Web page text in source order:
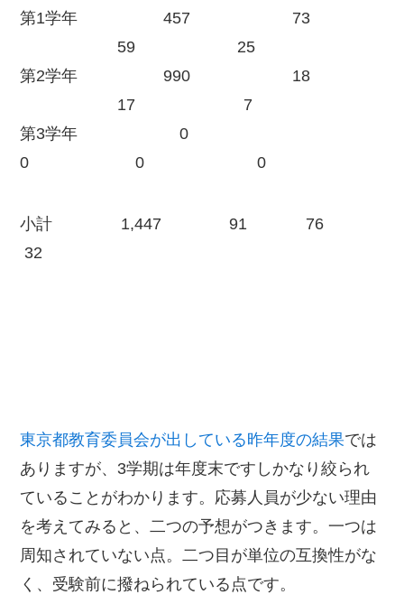
第1学年 457 73
59 25
第2学年 990 18
17 7
第3学年 0
0 0 0
小計 1,447 91 76
32
東京都教育委員会が出している昨年度の結果では
ありますが、3学期は年度末ですしかなり絞られ
ていることがわかります。応募人員が少ない理由
を考えてみると、二つの予想がつきます。一つは
周知されていない点。二つ目が単位の互換性がな
く、受験前に撥ねられている点です。